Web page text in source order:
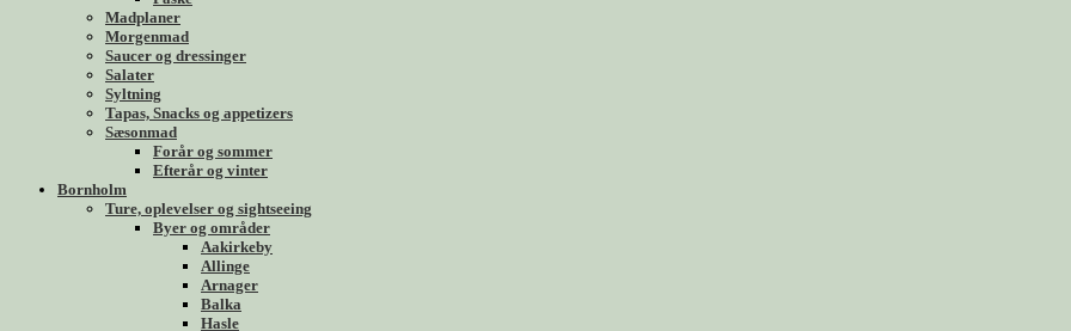
Madplaner
Morgenmad
Saucer og dressinger
Salater
Syltning
Tapas, Snacks og appetizers
Sæsonmad
Forår og sommer
Efterår og vinter
Bornholm
Ture, oplevelser og sightseeing
Byer og områder
Aakirkeby
Allinge
Arnager
Balka
Hasle